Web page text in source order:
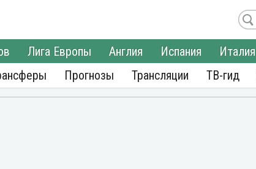
Лига Европы Англия Испания Италия
Прогнозы Трансляции ТВ-гид